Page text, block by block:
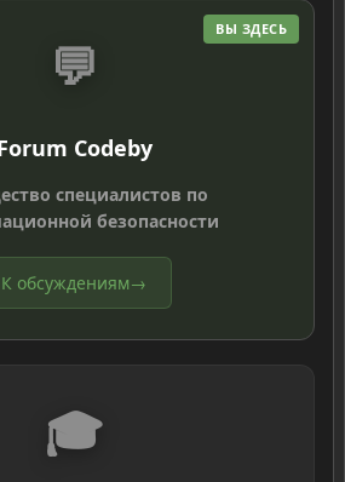
ВЫ ЗДЕСЬ
💬
Codeby
специалистов по
безопасности
К обсуждениям→
🎓